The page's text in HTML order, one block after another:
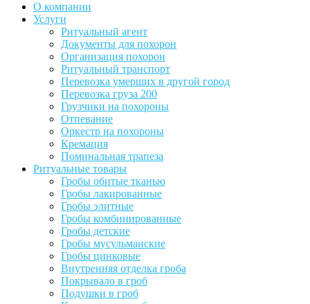
О компании
Услуги
Ритуальный агент
Документы для похорон
Организация похорон
Ритуальный транспорт
Перевозка умерших в другой город
Перевозка груза 200
Грузчики на похороны
Отпевание
Оркестр на похороны
Кремация
Поминальная трапеза
Ритуальные товары
Гробы обитые тканью
Гробы лакированные
Гробы элитные
Гробы комбинированные
Гробы детские
Гробы мусульманские
Гробы цинковые
Внутренняя отделка гроба
Покрывало в гроб
Подушки в гроб